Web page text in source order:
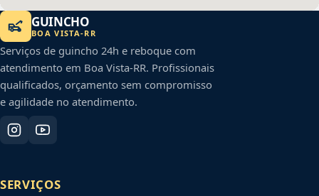
GUINCHO
BOA VISTA-RR
Serviços de guincho 24h e reboque com
atendimento em Boa Vista-RR. Profissionais
qualificados, orçamento sem compromisso
e agilidade no atendimento.
SERVIÇOS